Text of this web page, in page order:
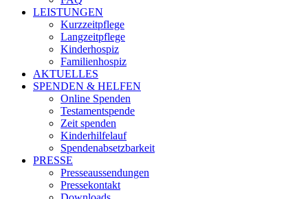
LEISTUNGEN
Kurzzeitpflege
Langzeitpflege
Kinderhospiz
Familienhospiz
AKTUELLES
SPENDEN & HELFEN
Online Spenden
Testamentspende
Zeit spenden
Kinderhilfelauf
Spendenabsetzbarkeit
PRESSE
Presseaussendungen
Pressekontakt